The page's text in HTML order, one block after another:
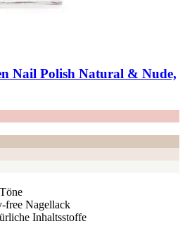
Nail Polish Natural & Nude,
free Nagellack
Inhaltsstoffe